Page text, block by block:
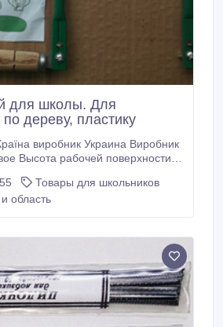
для школы. Для
дереву, пластику
виробник Украина Виробник
Высота рабочей поверхности
рамку с рукояткой и
пильного полотна.
Товары для школьников
область